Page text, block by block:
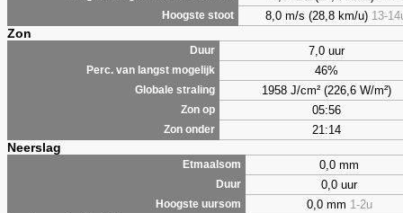
Hoogste stoot 8,0 m/s (28,8 km/u) 13-
Zon
Duur 7,0 uur
Perc. van langst mogelijk 46%
Globale straling 1958 J/cm² (226,6 W/m²)
Zon op 05:56
Zon onder 21:14
Neerslag
Etmaalsom 0,0 mm
Duur 0,0 uur
Hoogste uursom 0,0 mm 1-2u